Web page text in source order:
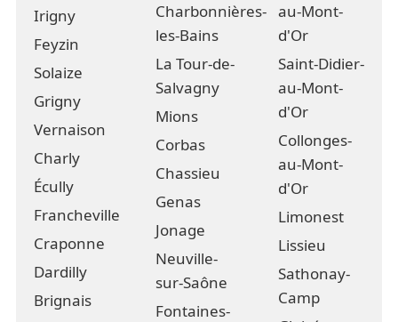
Irigny
Feyzin
Solaize
Grigny
Vernaison
Charly
Écully
Francheville
Craponne
Dardilly
Brignais
Charbonnières-
les-Bains
La Tour-de-
Salvagny
Mions
Corbas
Chassieu
Genas
Jonage
Neuville-
sur-Saône
Fontaines-
au-Mont-
d'Or
Saint-Didier-
au-Mont-
d'Or
Collonges-
au-Mont-
d'Or
Limonest
Lissieu
Sathonay-
Camp